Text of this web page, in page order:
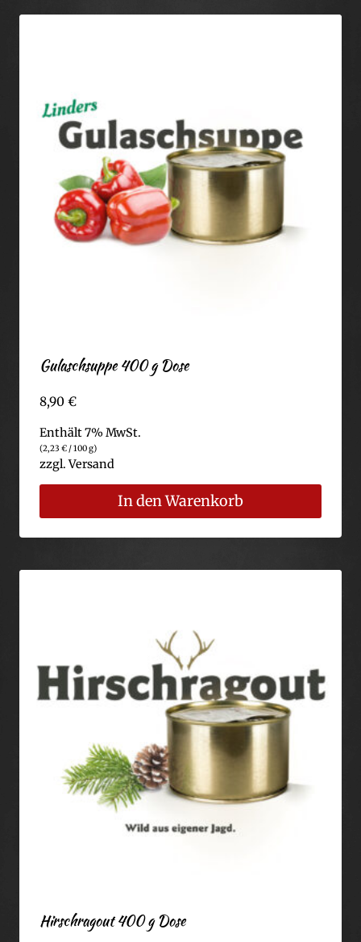
Gulaschsuppe 400 g Dose
8,90 €
Enthält 7% MwSt.
(2,23 € / 100 g)
zzgl.Versand
In den Warenkorb
Hirschragout 400 g Dose